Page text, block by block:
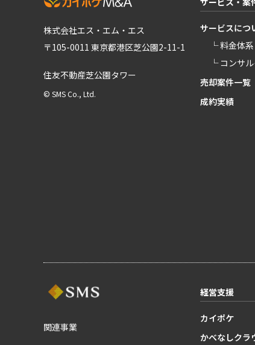
株式会社エス・エム・エス
〒105-0011 東京都港区芝公園2-11-1
住友不動産芝公園タワー
© SMS Co., Ltd.
サービスにつ
└ 料金体系
└ コンサ
売却案件一覧
成約実績
関連事業
経営支援
カイポケ
かべなしクラ